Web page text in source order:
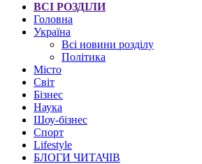
ВСІ РОЗДІЛИ
Головна
Україна
Всі новини розділу
Політика
Місто
Світ
Бізнес
Наука
Шоу-бізнес
Спорт
Lifestyle
БЛОГИ ЧИТАЧІВ